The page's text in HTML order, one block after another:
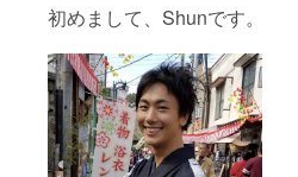
初めまして、Shunです。